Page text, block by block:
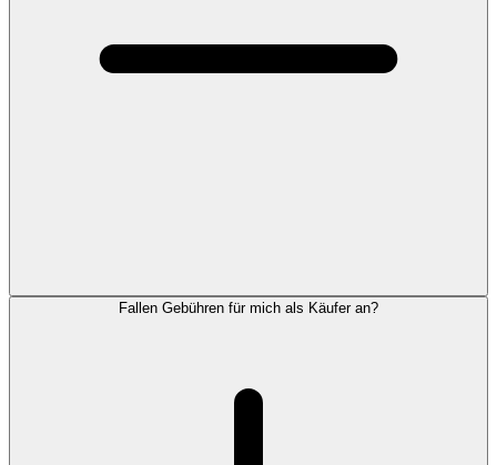
Fallen Gebühren für mich als Käufer an?